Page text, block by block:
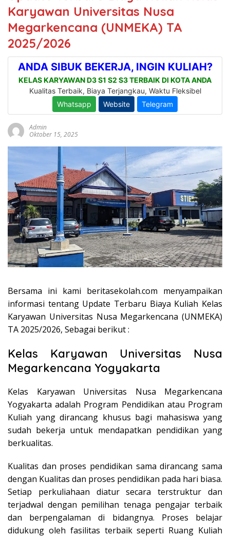
Karyawan Universitas Nusa
Megarkencana (UNMEKA) TA
2025/2026
Admin
Oktober 15, 2025
Bersama ini kami beritasekolah.com menyampaikan
informasi tentang Update Terbaru Biaya Kuliah Kelas
Karyawan Universitas Nusa Megarkencana (UNMEKA)
TA 2025/2026, Sebagai berikut :
Kelas Karyawan Universitas Nusa
Megarkencana Yogyakarta
Kelas Karyawan Universitas Nusa Megarkencana
Yogyakarta adalah Program Pendidikan atau Program
Kuliah yang dirancang khusus bagi mahasiswa yang
sudah bekerja untuk mendapatkan pendidikan yang
berkualitas.
Kualitas dan proses pendidikan sama dirancang sama
dengan Kualitas dan proses pendidikan pada hari biasa.
Setiap perkuliahaan diatur secara terstruktur dan
terjadwal dengan pemilihan tenaga pengajar terbaik
dan berpengalaman di bidangnya. Proses belajar
didukung oleh fasilitas terbaik seperti Ruang Kuliah